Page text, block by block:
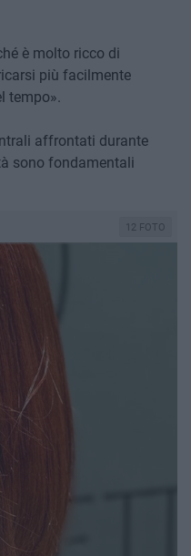
è molto ricco di
più facilmente
tempo».
affrontati durante
sono fondamentali
12 FOTO